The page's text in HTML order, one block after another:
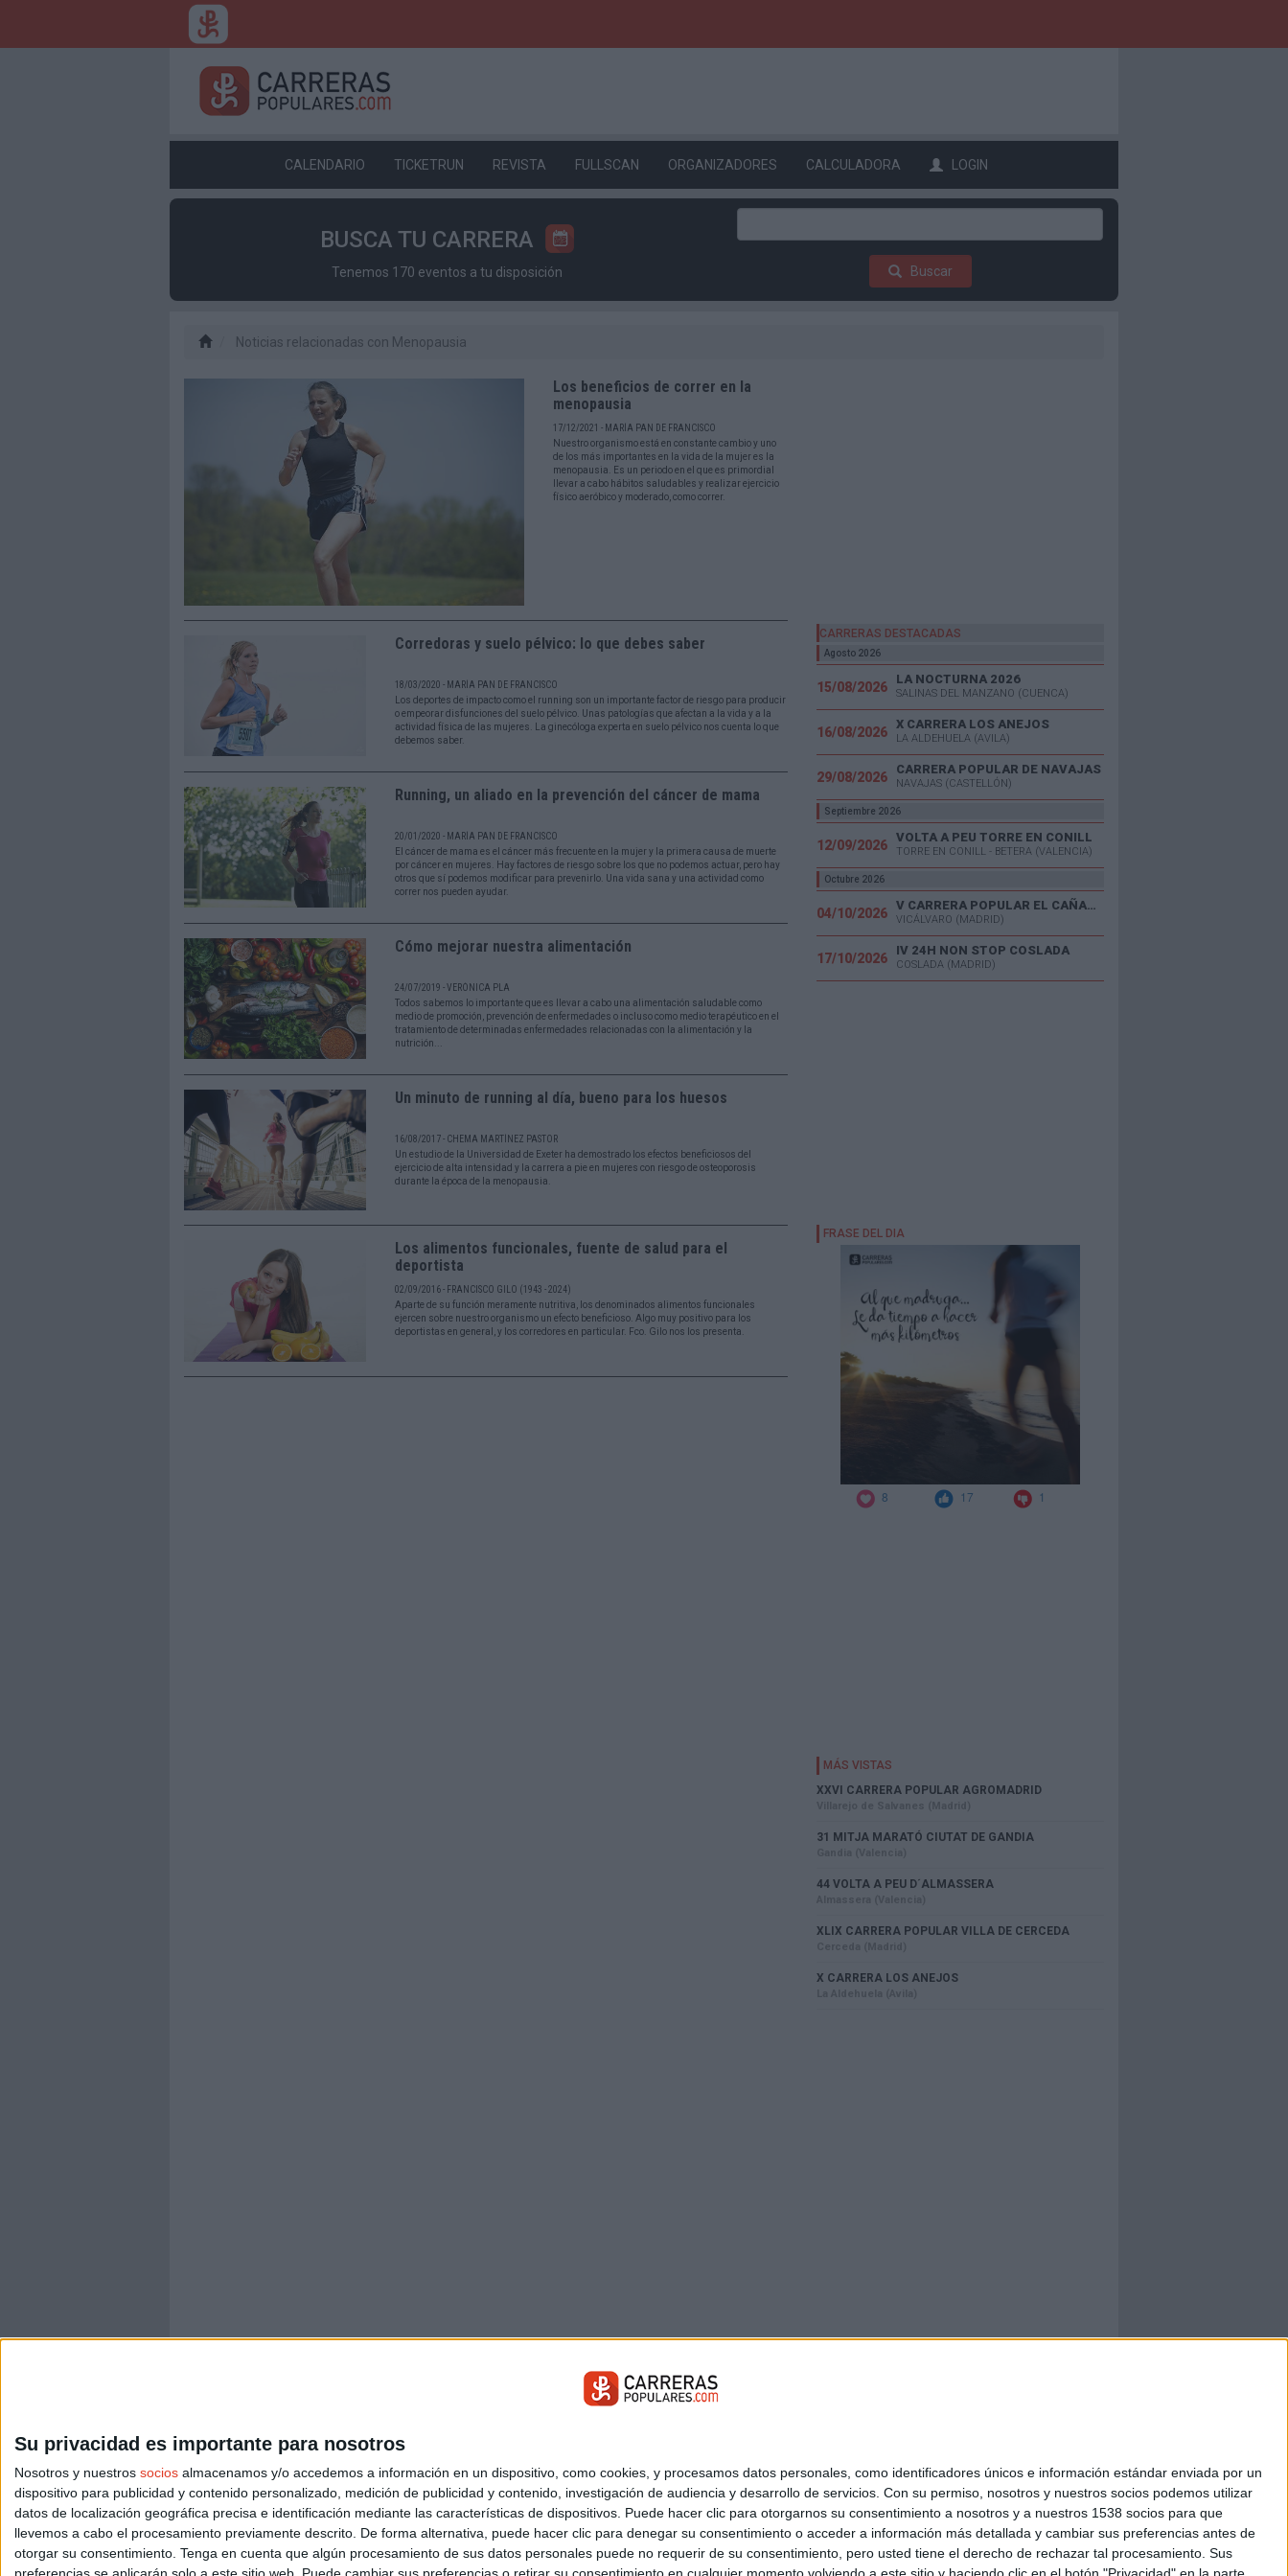
Su privacidad es importante para nosotros
Nosotros y nuestros socios almacenamos y/o accedemos a información en un dispositivo, como cookies, y procesamos datos personales, como identificadores únicos e información estándar enviada por un
dispositivo para publicidad y contenido personalizado, medición de publicidad y contenido, investigación de audiencia y desarrollo de servicios. Con su permiso, nosotros y nuestros socios podemos utilizar
datos de localización geográfica precisa e identificación mediante las características de dispositivos. Puede hacer clic para otorgarnos su consentimiento a nosotros y a nuestros 1538 socios para que
llevemos a cabo el procesamiento previamente descrito. De forma alternativa, puede hacer clic para denegar su consentimiento o acceder a información más detallada y cambiar sus preferencias antes de
otorgar su consentimiento. Tenga en cuenta que algún procesamiento de sus datos personales puede no requerir de su consentimiento, pero usted tiene el derecho de rechazar tal procesamiento. Sus
CALENDARIO TICKETRUN REVISTA FULLSCAN ORGANIZADORES CALCULADORA LOGIN
BUSCA TU CARRERA
Tenemos 170 eventos a tu disposición Buscar
Noticias relacionadas con Menopausia
Los beneficios de correr en la
menopausia
17/12/2021 - MARÍA PAN DE FRANCISCO
Nuestro organismo está en constante cambio y uno
de los más importantes en la vida de la mujer es la
menopausia. Es un periodo en el que es primordial
llevar a cabo hábitos saludables y realizar ejercicio
físico aeróbico y moderado, como correr.
Corredoras y suelo pélvico: lo que debes saber
18/03/2020 - MARÍA PAN DE FRANCISCO
Los deportes de impacto como el running son un importante factor de riesgo para producir
o empeorar disfunciones del suelo pélvico. Unas patologías que afectan a la vida y a la
actividad física de las mujeres. La ginecóloga experta en suelo pélvico nos cuenta lo que
debemos saber.
Running, un aliado en la prevención del cáncer de mama
20/01/2020 - MARÍA PAN DE FRANCISCO
El cáncer de mama es el cáncer más frecuente en la mujer y la primera causa de muerte
por cáncer en mujeres. Hay factores de riesgo sobre los que no podemos actuar, pero hay
otros que sí podemos modificar para prevenirlo. Una vida sana y una actividad como
correr nos pueden ayudar.
Cómo mejorar nuestra alimentación
24/07/2019 - VERÓNICA PLA
Todos sabemos lo importante que es llevar a cabo una alimentación saludable como
medio de promoción, prevención de enfermedades o incluso como medio terapéutico en el
tratamiento de determinadas enfermedades relacionadas con la alimentación y la
nutrición...
Un minuto de running al día, bueno para los huesos
16/08/2017 - CHEMA MARTÍNEZ PASTOR
Un estudio de la Universidad de Exeter ha demostrado los efectos beneficiosos del
ejercicio de alta intensidad y la carrera a pie en mujeres con riesgo de osteoporosis
durante la época de la menopausia.
Los alimentos funcionales, fuente de salud para el
deportista
02/09/2016 - FRANCISCO GILO (1943 - 2024)
Aparte de su función meramente nutritiva, los denominados alimentos funcionales
ejercen sobre nuestro organismo un efecto beneficioso. Algo muy positivo para los
deportistas en general, y los corredores en particular. Fco. Gilo nos los presenta.
CARRERAS DESTACADAS
Agosto 2026
15/08/2026
LA NOCTURNA 2026
SALINAS DEL MANZANO (CUENCA)
16/08/2026
X CARRERA LOS ANEJOS
LA ALDEHUELA (AVILA)
29/08/2026
CARRERA POPULAR DE NAVAJAS
NAVAJAS (CASTELLÓN)
Septiembre 2026
12/09/2026
VOLTA A PEU TORRE EN CONILL
TORRE EN CONILL - BETERA (VALENCIA)
Octubre 2026
04/10/2026
V CARRERA POPULAR EL CAÑAVERAL
VICÁLVARO (MADRID)
17/10/2026
IV 24H NON STOP COSLADA
COSLADA (MADRID)